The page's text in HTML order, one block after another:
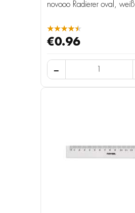
novooo Radierer oval, weiß
★★★★★
€0.96